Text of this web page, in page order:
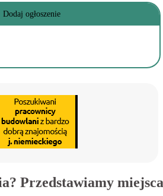
Dodaj ogłoszenie
Przedstawiamy